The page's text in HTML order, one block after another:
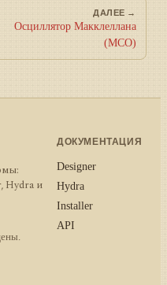
ДАЛЕЕ →
Осциллятор Макклеллана
(MCO)
Hydra и
ДОКУМЕНТАЦИЯ
Designer
Hydra
Installer
API